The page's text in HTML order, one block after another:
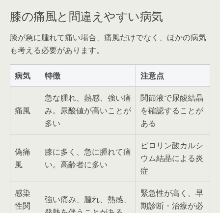
膝の痛風と間違えやすい病気
膝が急に腫れて痛い場合、痛風だけでなく、ほかの病気
も考える必要があります。
病気 特徴 注意点
痛風
急な腫れ、熱感、強い痛
み。尿酸値が高いことが
多い
関節液で尿酸結晶
を確認することが
ある
偽痛
風
膝に多く、急に腫れて痛
い。高齢者に多い
ピロリン酸カルシ
ウム結晶による炎
症
感染
性関
強い痛み、腫れ、熱感、
緊急性が高く、早
期診断・治療が必